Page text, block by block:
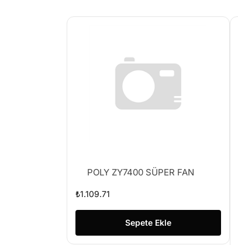
POLY ZY7400 SÜPER FAN
₺1.109.71
Sepete Ekle